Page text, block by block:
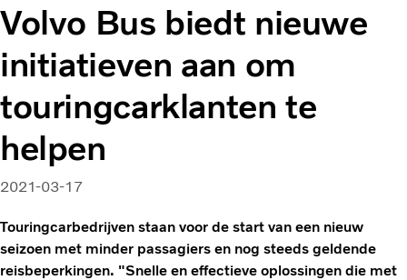
STAD & REGIO
Touringcars
Services
Waarom Volvo?
Nieuws en verhalen
Contact
Volvo Bus biedt nieuwe
initiatieven aan om
touringcarklanten te
helpen
2021-03-17
Touringcarbedrijven staan voor de start van een nieuw
seizoen met minder passagiers en nog steeds geldende
reisbeperkingen. "Snelle en effectieve oplossingen die met